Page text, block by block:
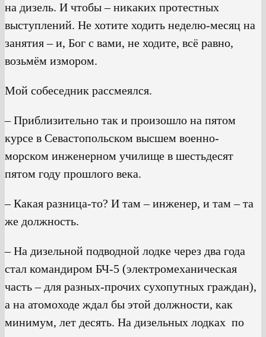
на дизель. И чтобы – никаких протестных
выступлений. Не хотите ходить неделю-месяц на
занятия – и, Бог с вами, не ходите, всё равно,
возьмём измором.
Мой собеседник рассмеялся.
– Приблизительно так и произошло на пятом
курсе в Севастопольском высшем военно-
морском инженерном училище в шестьдесят
пятом году прошлого века.
– Какая разница-то? И там – инженер, и там – та
же должность.
– На дизельной подводной лодке через два года
стал командиром БЧ-5 (электромеханическая
часть – для разных-прочих сухопутных граждан),
а на атомоходе ждал бы этой должности, как
минимум, лет десять. На дизельных лодках по